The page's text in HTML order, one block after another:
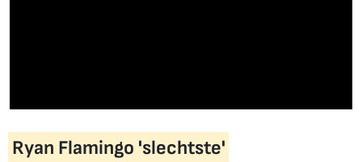
Ryan Flamingo 'slechtste'